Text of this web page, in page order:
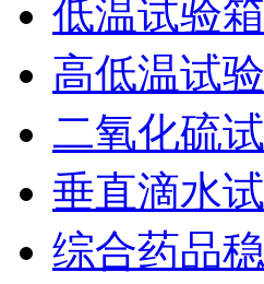
低温试验箱
高低温试
二氧化硫
垂直滴水
综合药品